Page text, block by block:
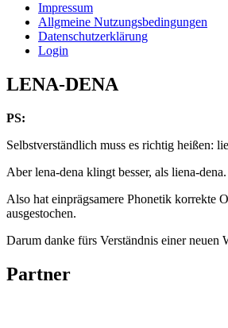
Impressum
Allgmeine Nutzungsbedingungen
Datenschutzerklärung
Login
LENA-DENA
PS:
Selbstverständlich muss es richtig heißen:
Aber lena-dena klingt besser, als liena-dena.
Also hat einprägsamere Phonetik korrekte
ausgestochen.
Darum danke fürs Verständnis einer neuen
Partner